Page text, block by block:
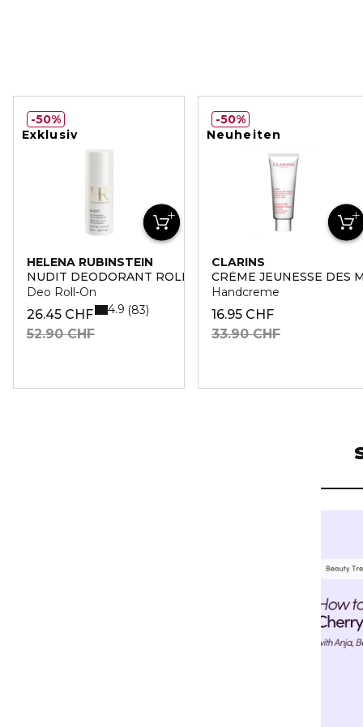
Exklusiv
HELENA RUBINSTEIN
NUDIT DEODORANT ROLL-ON
Deo Roll-On
26.45 CHF
52.90 CHF
4.9 83
50%
Neuheiten
CLARINS
CRÈME JEUNESSE DES
Handcreme
16.95 CHF
33.90 CHF
50%